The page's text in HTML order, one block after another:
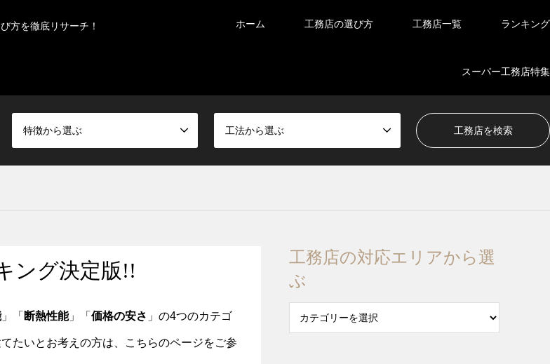
方を徹底リサーチ！ ホーム 工務店の選び方 工務店一覧 ランキング
スーパー工務店特集
特徴から選ぶ 工法から選ぶ
ング決定版!!
」「 断熱性能」「 価格の安さ 」の4つのカテゴ
たいとお考えの方は、こちらのページをご参
工務店の対応エリアから選
ぶ